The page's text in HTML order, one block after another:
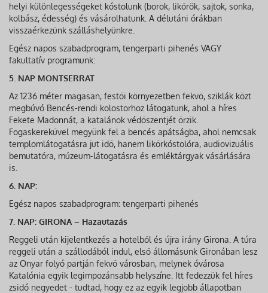
helyi különlegességeket kóstolunk (borok, likőrök, sajtok, sonka,
kolbász, édesség) és vásárolhatunk. A délutáni órákban
visszaérkezünk szálláshelyünkre.
Egész napos szabadprogram, tengerparti pihenés VAGY
fakultatív programunk:
5. NAP MONTSERRAT
Az 1236 méter magasan, festői környezetben fekvő, sziklák közt
megbúvó Bencés-rendi kolostorhoz látogatunk, ahol a híres
Fekete Madonnát, a katalánok védőszentjét őrzik.
Fogaskerekűvel megyünk fel a bencés apátságba, ahol nemcsak
templomlátogatásra jut idő, hanem likőrkóstolóra, audiovizuális
bemutatóra, múzeum-látogatásra és emléktárgyak vásárlására
is.
6. NAP:
Egész napos szabadprogram: tengerparti pihenés
7. NAP: GIRONA – Hazautazás
Reggeli után kijelentkezés a hotelből és újra irány Girona. A túra
reggeli után a szállodából indul, első állomásunk Gironában lesz
az Onyar folyó partján fekvő városban, melynek óvárosa
Katalónia egyik legimpozánsabb helyszíne. Itt fedezzük fel híres
zsidó negyedet - tudtad, hogy ez az egyik legjobb állapotban